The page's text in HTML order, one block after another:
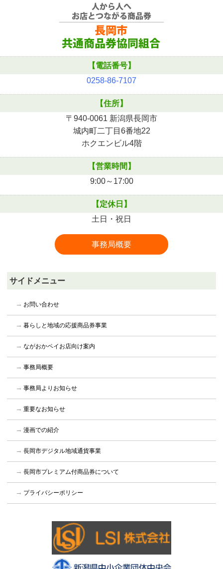
【電話番号】
0258-86-7107
【住所】
〒940-0061 新潟県長岡市
城内町二丁目6番地22
ホクエンビル4階
【営業時間】
9:00～17:00
【定休日】
土日・祝日
事務局概要
サイドメニュー
お問い合わせ
暮らしと地域の応援商品券事業
ながおかペイお店向け案内
事務局概要
事務局よりお知らせ
重要なお知らせ
漫画での紹介
長岡市デジタル地域通貨事業
長岡市プレミアム付商品券について
プライバシーポリシー